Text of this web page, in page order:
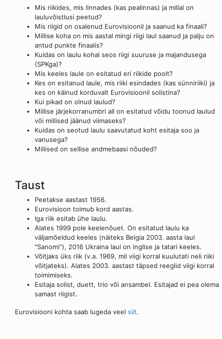
Mis riikides, mis linnades (kas pealinnas) ja millal on
lauluvõistlusi peetud?
Mis riigid on osalenud Eurovisioonil ja saanud ka finaali?
Millise koha on mis aastal mingi riigi laul saanud ja palju on
antud punkte finaalis?
Kuidas on laulu kohal seos riigi suuruse ja majandusega
(SPKga)?
Mis keeles laule on esitatud eri riikide poolt?
Kes on esitanud laule, mis riiki esindades (kas sünniriiki) ja
kes on käinud korduvalt Eurovisioonil solistina?
Kui pikad on olnud laulud?
Millise järjekorranumbri all on esitatud võidu toonud laulud
või millised jäänud viimaseks?
Kuidas on seotud laulu saavutatud koht esitaja soo ja
vanusega?
Millised on sellise andmebaasi nõuded?
Taust
Peetakse aastast 1956.
Eurovisioon toimub kord aastas.
Iga riik esitab ühe laulu.
Alates 1999 pole keelenõuet. On esitatud laulu ka
väljamõeldud keeles (näiteks Belgia 2003. aasta laul
"Sanomi"), 2016 Ukraina laul on inglise ja tatari keeles.
Võitjaks üks riik (v.a. 1969, mil viigi korral kuulutati neli riiki
võitjateks). Alates 2003. aastast täpsed reeglid viigi korral
toimimiseks.
Esitaja solist, duett, trio või ansambel. Esitajad ei pea olema
samast riigist.
Eurovisiooni kohta saab lugeda veel siit.